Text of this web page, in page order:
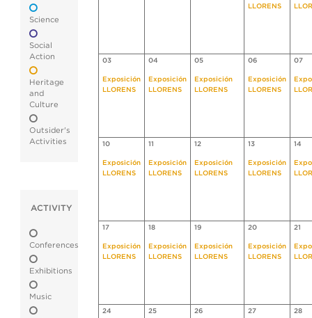
Science
Social
Action
Heritage
and
Culture
Outsider's
Activities
ACTIVITY
Conferences
Exhibitions
Music
LLORENS
03
Exposición
LLORENS
04
Exposición
LLORENS
05
Exposición
LLORENS
06
Exposición
LLORENS
07
10
Exposición
LLORENS
11
Exposición
LLORENS
12
Exposición
LLORENS
13
Exposición
LLORENS
14
17
Exposición
LLORENS
18
Exposición
LLORENS
19
Exposición
LLORENS
20
Exposición
LLORENS
21
24 25 26 27 28